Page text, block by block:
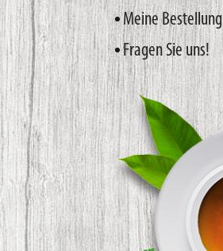
Meine Bestellung
Fragen Sie uns!